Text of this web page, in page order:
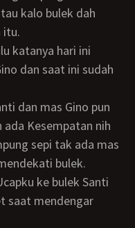
kalo bulek dah
itu.
dan saat ini sudah
ada Kesempatan nih
sepi tak ada mas
bulek.
saat mendengar